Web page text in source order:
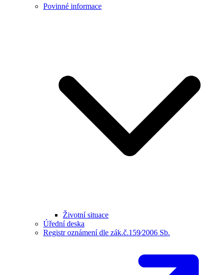
Povinné informace
Životní situace
Úřední deska
Registr oznámení dle zák.č.159⁄2006 Sb.